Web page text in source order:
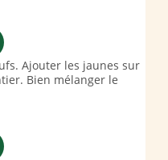
Ajouter les jaunes sur
Bien mélanger le